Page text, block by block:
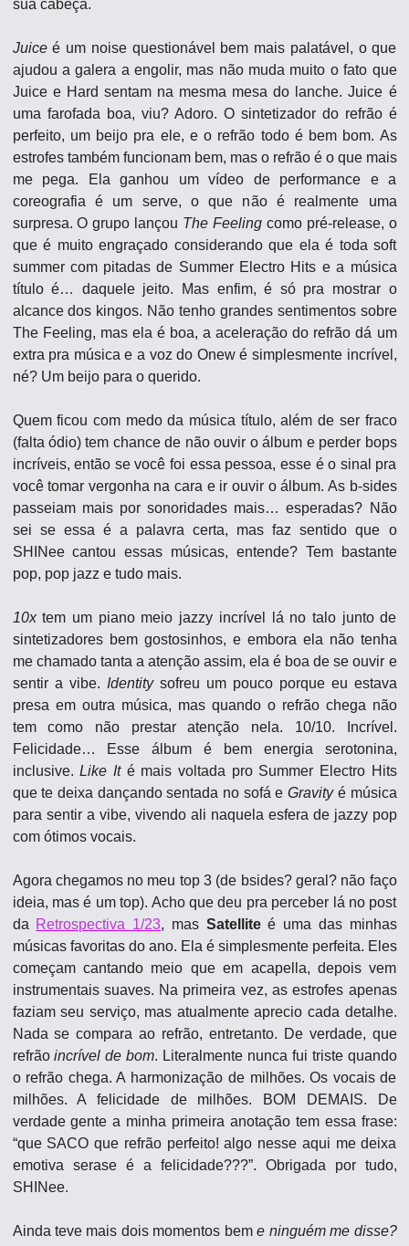
sua cabeça.
Juice é um noise questionável bem mais palatável, o que
ajudou a galera a engolir, mas não muda muito o fato que
Juice e Hard sentam na mesma mesa do lanche. Juice é
uma farofada boa, viu? Adoro. O sintetizador do refrão é
perfeito, um beijo pra ele, e o refrão todo é bem bom. As
estrofes também funcionam bem, mas o refrão é o que mais
me pega. Ela ganhou um vídeo de performance e a
coreografia é um serve, o que não é realmente uma
surpresa. O grupo lançou The Feeling como pré-release, o
que é muito engraçado considerando que ela é toda soft
summer com pitadas de Summer Electro Hits e a música
título é… daquele jeito. Mas enfim, é só pra mostrar o
alcance dos kingos. Não tenho grandes sentimentos sobre
The Feeling, mas ela é boa, a aceleração do refrão dá um
extra pra música e a voz do Onew é simplesmente incrível,
né? Um beijo para o querido.
Quem ficou com medo da música título, além de ser fraco
(falta ódio) tem chance de não ouvir o álbum e perder bops
incríveis, então se você foi essa pessoa, esse é o sinal pra
você tomar vergonha na cara e ir ouvir o álbum. As b-sides
passeiam mais por sonoridades mais… esperadas? Não
sei se essa é a palavra certa, mas faz sentido que o
SHINee cantou essas músicas, entende? Tem bastante
pop, pop jazz e tudo mais.
10x tem um piano meio jazzy incrível lá no talo junto de
sintetizadores bem gostosinhos, e embora ela não tenha
me chamado tanta a atenção assim, ela é boa de se ouvir e
sentir a vibe. Identity sofreu um pouco porque eu estava
presa em outra música, mas quando o refrão chega não
tem como não prestar atenção nela. 10/10. Incrível.
Felicidade… Esse álbum é bem energia serotonina,
inclusive. Like It é mais voltada pro Summer Electro Hits
que te deixa dançando sentada no sofá e Gravity é música
para sentir a vibe, vivendo ali naquela esfera de jazzy pop
com ótimos vocais.
Agora chegamos no meu top 3 (de bsides? geral? não faço
ideia, mas é um top). Acho que deu pra perceber lá no post
da Retrospectiva 1/23, mas Satellite é uma das minhas
músicas favoritas do ano. Ela é simplesmente perfeita. Eles
começam cantando meio que em acapella, depois vem
instrumentais suaves. Na primeira vez, as estrofes apenas
faziam seu serviço, mas atualmente aprecio cada detalhe.
Nada se compara ao refrão, entretanto. De verdade, que
refrão incrível de bom. Literalmente nunca fui triste quando
o refrão chega. A harmonização de milhões. Os vocais de
milhões. A felicidade de milhões. BOM DEMAIS. De
verdade gente a minha primeira anotação tem essa frase:
“que SACO que refrão perfeito! algo nesse aqui me deixa
emotiva serase é a felicidade???”. Obrigada por tudo,
SHINee.
Ainda teve mais dois momentos bem e ninguém me disse?